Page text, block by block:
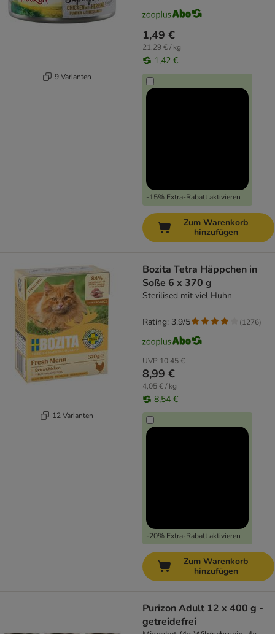
9 Varianten
1,49 €
21,29 € / kg
1,42 €
-15% Extra-Rabatt aktivieren
Zum Warenkorb
hinzufügen
12 Varianten
Bozita Tetra Häppchen in
Soße 6 x 370 g
Sterilised mit viel Huhn
UVP 10,45 €
8,99 €
4,05 € / kg
8,54 €
-20% Extra-Rabatt aktivieren
Rating: 3.9/5 (1276)
Zum Warenkorb
hinzufügen
Purizon Adult 12 x 400 g -
getreidefrei